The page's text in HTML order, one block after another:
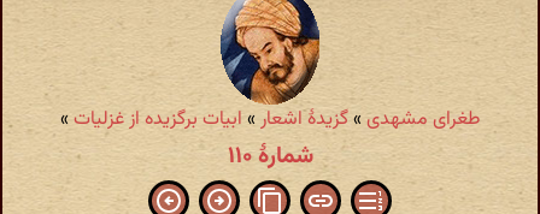
طغرای مشهدی »گزیدهٔ اشعار» ابیات برگزیده از غزلیات»
شمارهٔ ۱۱۰